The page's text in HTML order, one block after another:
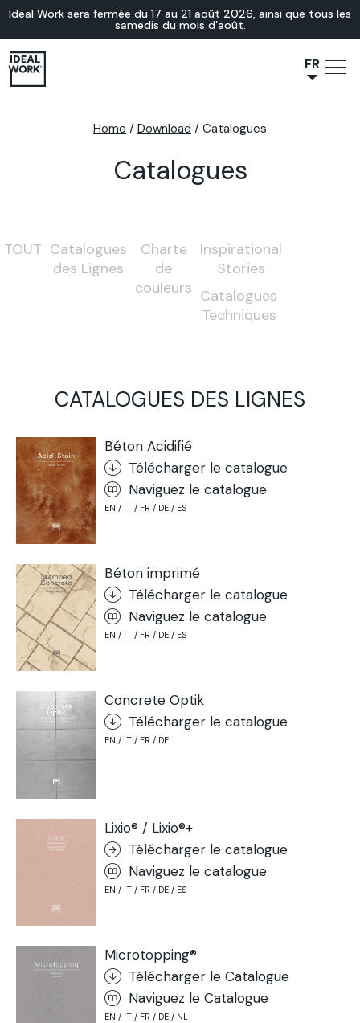
Ideal Work sera fermée du 17 au 21 août 2026, ainsi que tous les
samedis du mois d’août.
FR
Home / Download / Catalogues
Catalogues
TOUT Catalogues
des Lignes
Charte
de
couleurs
Inspirational
Stories
Catalogues
Techniques
CATALOGUES DES LIGNES
Béton Acidifié
Télécharger le catalogue
Naviguez le catalogue
EN / IT / FR / DE / ES
Béton imprimé
Télécharger le catalogue
Naviguez le catalogue
EN / IT / FR / DE / ES
Concrete Optik
Télécharger le catalogue
EN / IT / FR / DE
Lixio® / Lixio®+
Télécharger le catalogue
Naviguez le catalogue
EN / IT / FR / DE / ES
Microtopping®
Télécharger le Catalogue
Naviguez le Catalogue
EN / IT / FR / DE / NL